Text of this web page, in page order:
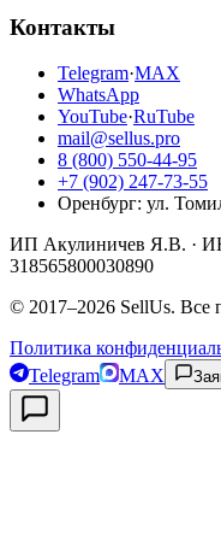
Контакты
Telegram·MAX
WhatsApp
YouTube·RuTube
mail@sellus.pro
8 (800) 550-44-95
+7 (902) 247-73-55
Оренбург: ул.
ИП Акулиничев Я.В. ·
318565800030890
© 2017–2026 SellUs. Все
Политика
Telegram
MAX